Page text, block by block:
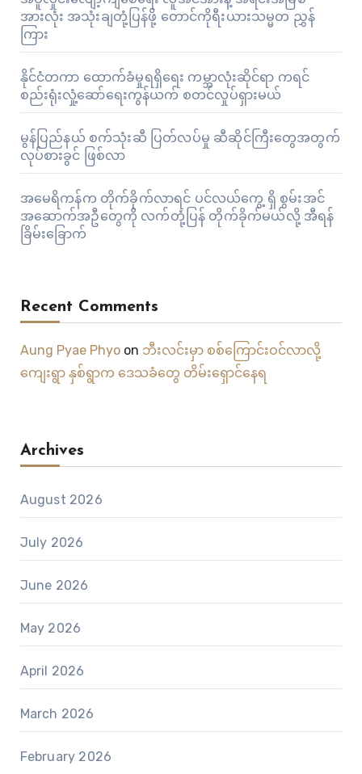
အားလုံး အသုံးချတုံ့ပြန်ဖို့ တောင်ကိုရီးယားသမ္မတ ညွှန်
ကြား
နိုင်ငံတကာ ထောက်ခံမှုရရှိရေး ကမ္ဘာလုံးဆိုင်ရာ ကရင်
စည်းရုံးလှုံ့ဆော်ရေးကွန်ယက် စတင်လှုပ်ရှားမယ်
မွန်ပြည်နယ် စက်သုံးဆီ ပြတ်လပ်မှု ဆီဆိုင်ကြီးတွေအတွက်
လုပ်စားခွင် ဖြစ်လာ
အမေရိကန်က တိုက်ခိုက်လာရင် ပင်လယ်ကွေ့ ရှိ စွမ်းအင်
အဆောက်အဦတွေကို လက်တုံ့ပြန် တိုက်ခိုက်မယ်လို့ အီရန်
ခြိမ်းခြောက်
Recent Comments
Aung Pyae Phyoon ဘီးလင်းမှာ စစ်ကြောင်းဝင်လာလို့
ကျေးရွာ နှစ်ရွာက ဒေသခံတွေ တိမ်းရှောင်နေရ
Archives
August 2026
July 2026
June 2026
May 2026
April 2026
March 2026
February 2026